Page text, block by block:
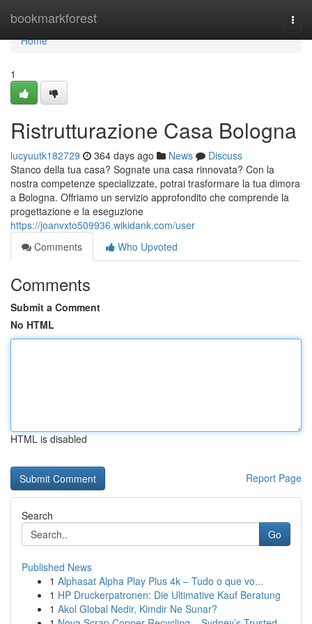
bookmarkforest
Home
Home
1
Ristrutturazione Casa Bologna
lucyuutk182729 364 days ago News
Discuss
Stanco della tua casa? Sognate una casa rinnovata? Con la
nostra competenze specializzate, potrai trasformare la tua dimora
a Bologna. Offriamo un servizio approfondito che comprende la
progettazione e la eseguzione
https://joanvxto509936.wikidank.com/user
Comments
Who Upvoted
Comments
Submit a Comment
No HTML
HTML is disabled
Report Page
Search
Go
Published News
1 Alphasat Alpha Play Plus 4k – Tudo o que vo...
1 HP Druckerpatronen: Die Ultimative Kauf Beratung
1 Akol Global Nedir, Kimdir Ne Sunar?